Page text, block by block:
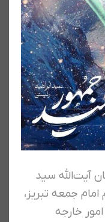
آیت‌الله سید
جمعه تبریز،
خارجه